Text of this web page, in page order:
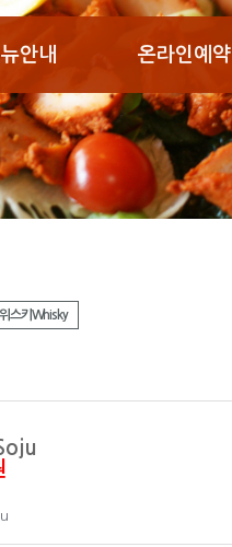
안내 온라인예약
위스키Whisky